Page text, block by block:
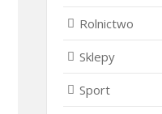
Rolnictwo
Sklepy
Sport